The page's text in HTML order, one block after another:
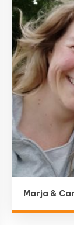
Marja &